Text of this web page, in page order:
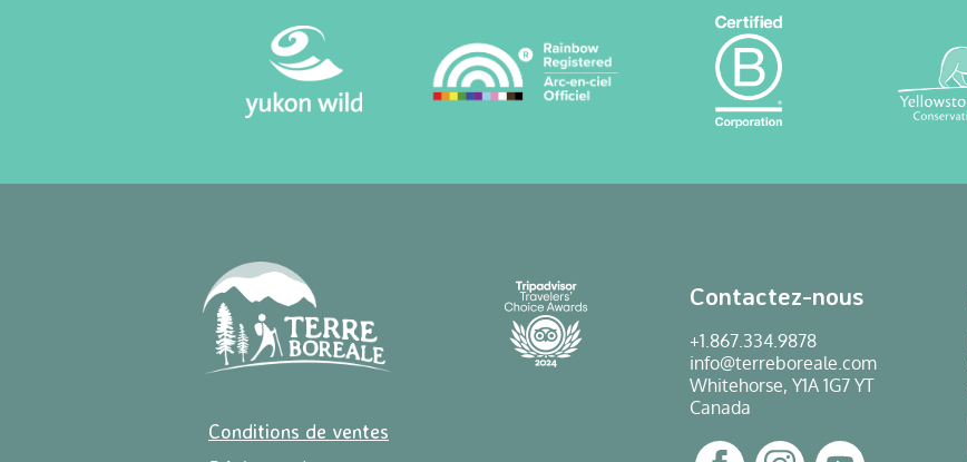
Conditions de ventes
Contactez-nous
+1.867.334.9878
info@terreboreale.com
Whitehorse, Y1A 1G7 YT
Canada